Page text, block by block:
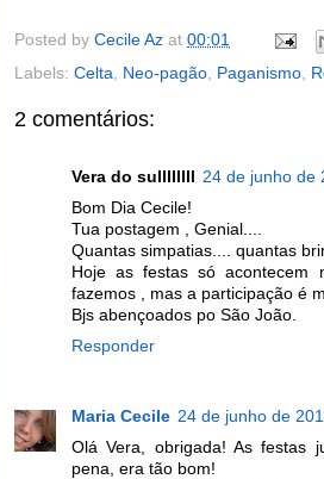
Posted by Cecile Az at 00:01
Labels: Celta Neo-pagão Paganismo
2 comentários:
Vera do sullllllll
24 de junho de
Bom Dia Cecile!
Tua postagem , Genial....
Quantas simpatias.... quantas
Hoje as festas só acontecem
fazemos , mas a participação é
Bjs abençoados po São João.
Responder
Maria Cecile 24 de junho de
Olá Vera, obrigada! As festas
pena, era tão bom!